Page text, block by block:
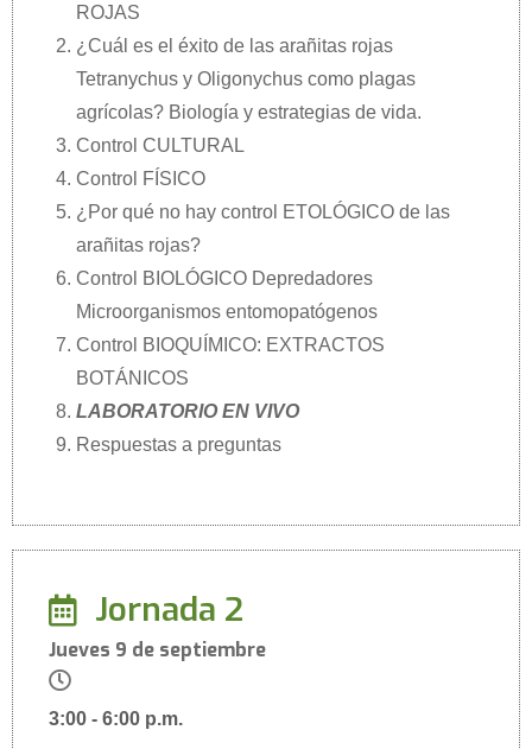
ROJAS
¿Cuál es el éxito de las arañitas rojas
Tetranychus y Oligonychus como plagas
agrícolas? Biología y estrategias de vida.
Control CULTURAL
Control FÍSICO
¿Por qué no hay control ETOLÓGICO de las
arañitas rojas?
Control BIOLÓGICO Depredadores
Microorganismos entomopatógenos
Control BIOQUÍMICO: EXTRACTOS
BOTÁNICOS
LABORATORIO EN VIVO
Respuestas a preguntas
Jornada 2
Jueves 9 de septiembre
3:00 - 6:00 p.m.